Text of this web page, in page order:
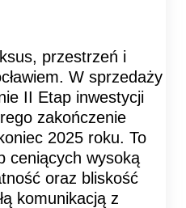
przestrzeń i
W sprzedaży
II Etap inwestycji
zakończenie
2025 roku. To
ceniących wysoką
oraz bliskość
komunikacją z